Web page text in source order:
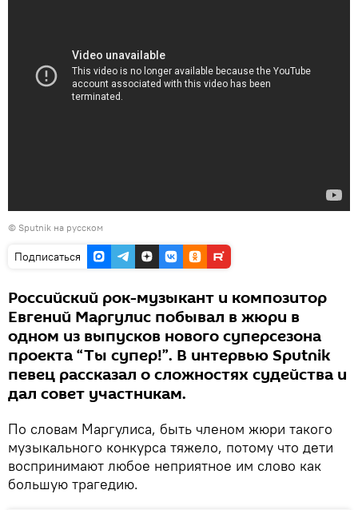
© Sputnik на русском
Подписаться
Российский рок-музыкант и композитор
Евгений Маргулис побывал в жюри в
одном из выпусков нового суперсезона
проекта “Ты супер!”. В интервью Sputnik
певец рассказал о сложностях судейства и
дал совет участникам.
По словам Маргулиса, быть членом жюри такого
музыкального конкурса тяжело, потому что дети
воспринимают любое неприятное им слово как
большую трагедию.